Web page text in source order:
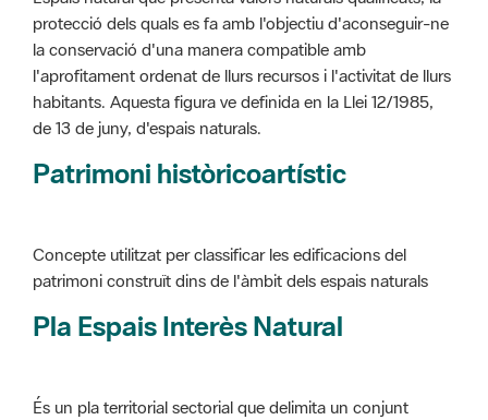
habitants. Aquesta figura ve definida en la Llei 12/1985,
de 13 de juny, d'espais naturals.
Patrimoni històricoartístic
Concepte utilitzat per classificar les edificacions del
Pla Espais Interès Natural
És un pla territorial sectorial que delimita un conjunt
món rural assegurant el menteniment i millora de les